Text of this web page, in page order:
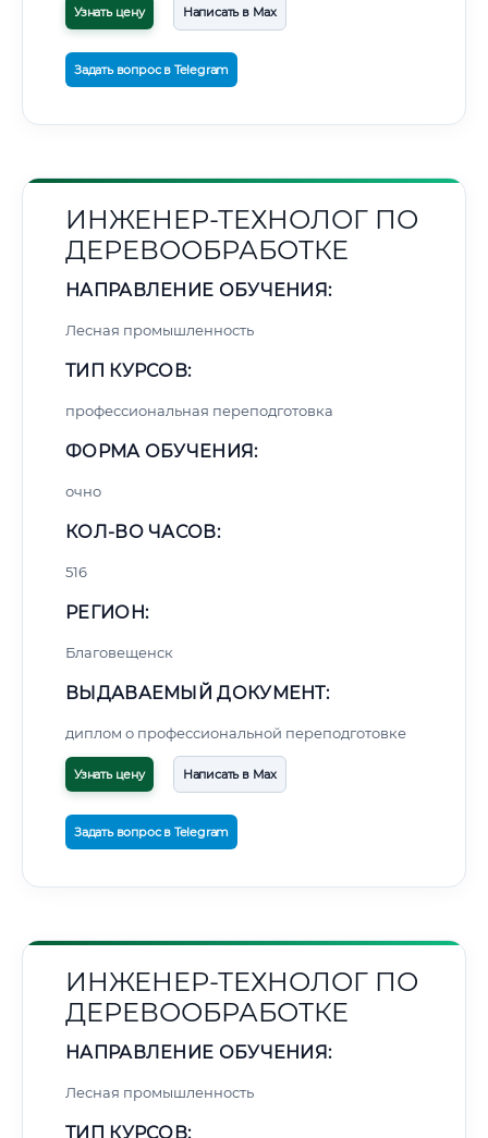
Узнать цену Написать в Max
Задать вопрос в Telegram
ИНЖЕНЕР-ТЕХНОЛОГ ПО
ДЕРЕВООБРАБОТКЕ
НАПРАВЛЕНИЕ ОБУЧЕНИЯ:
Лесная промышленность
ТИП КУРСОВ:
профессиональная переподготовка
ФОРМА ОБУЧЕНИЯ:
очно
КОЛ-ВО ЧАСОВ:
516
РЕГИОН:
Благовещенск
ВЫДАВАЕМЫЙ ДОКУМЕНТ:
диплом о профессиональной переподготовке
Узнать цену Написать в Max
Задать вопрос в Telegram
ИНЖЕНЕР-ТЕХНОЛОГ ПО
ДЕРЕВООБРАБОТКЕ
НАПРАВЛЕНИЕ ОБУЧЕНИЯ:
Лесная промышленность
ТИП КУРСОВ: